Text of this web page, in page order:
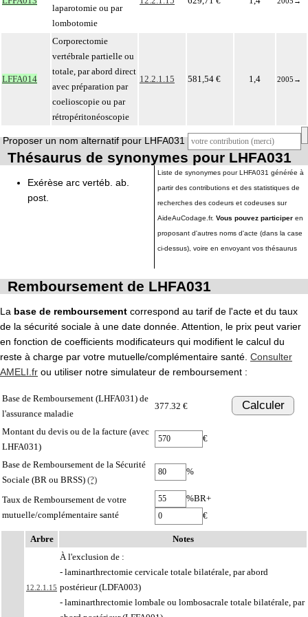
laparotomie ou par
lombotomie
LFFA014
Corporectomie
vertébrale partielle ou
totale, par abord direct
avec préparation par
coelioscopie ou par
rétropéritonéoscopie
12.2.1.15 581,54 € 1,4 2005 →
Proposer un nom alternatif pour LHFA031
Thésaurus de synonymes pour LHFA031
Exérèse arc vertéb. ab.
post.
Liste de synonymes pour LHFA031 générée à
partir des contributions et des statistiques de
recherches des codeurs et codeuses sur
AideAuCodage.fr. Vous pouvez participer en
proposant d'autres noms d'acte (dans la case
ci-dessus), voire en envoyant vos thésaurus
Remboursement de LHFA031
La base de remboursement correspond au tarif de l'acte et du taux
de la sécurité sociale à une date donnée. Attention, le prix peut varier
en fonction de coefficients modificateurs qui modifient le calcul du
reste à charge par votre mutuelle/complémentaire santé. Consulter
AMELI.fr ou utiliser notre simulateur de remboursement :
Base de Remboursement (LHFA031) de
l'assurance maladie
377.32 € Calculer
Montant du devis ou de la facture (avec
LHFA031)
€
Base de Remboursement de la Sécurité
Sociale (BR ou BRSS) (?)
%
Taux de Remboursement de votre
mutuelle/complémentaire santé
%BR+
€
Arbre Notes
12.2.1.15
À l'exclusion de :
- laminarthrectomie cervicale totale bilatérale, par abord
postérieur (LDFA003)
- laminarthrectomie lombale ou lombosacrale totale bilatérale, par